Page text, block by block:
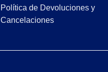
Política de Devoluciones y
Cancelaciones